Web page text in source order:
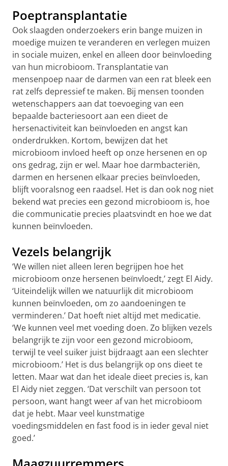
Poeptransplantatie
Ook slaagden onderzoekers erin bange muizen in
moedige muizen te veranderen en verlegen muizen
in sociale muizen, enkel en alleen door beïnvloeding
van hun microbioom. Transplantatie van
mensenpoep naar de darmen van een rat bleek een
rat zelfs depressief te maken. Bij mensen toonden
wetenschappers aan dat toevoeging van een
bepaalde bacteriesoort aan een dieet de
hersenactiviteit kan beïnvloeden en angst kan
onderdrukken. Kortom, bewijzen dat het
microbioom invloed heeft op onze hersenen en op
ons gedrag, zijn er wel. Maar hoe darmbacteriën,
darmen en hersenen elkaar precies beïnvloeden,
blijft vooralsnog een raadsel. Het is dan ook nog niet
bekend wat precies een gezond microbioom is, hoe
die communicatie precies plaatsvindt en hoe we dat
kunnen beïnvloeden.
Vezels belangrijk
‘We willen niet alleen leren begrijpen hoe het
microbioom onze hersenen beïnvloedt,’ zegt El Aidy.
‘Uiteindelijk willen we natuurlijk dit microbioom
kunnen beïnvloeden, om zo aandoeningen te
verminderen.’ Dat hoeft niet altijd met medicatie.
‘We kunnen veel met voeding doen. Zo blijken vezels
belangrijk te zijn voor een gezond microbioom,
terwijl te veel suiker juist bijdraagt aan een slechter
microbioom.’ Het is dus belangrijk op ons dieet te
letten. Maar wat dan het ideale dieet precies is, kan
El Aidy niet zeggen. ‘Dat verschilt van persoon tot
persoon, want hangt weer af van het microbioom
dat je hebt. Maar veel kunstmatige
voedingsmiddelen en fast food is in ieder geval niet
goed.’